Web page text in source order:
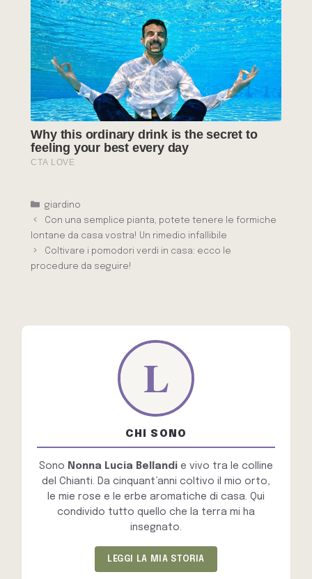
Categorie
giardino
Con una semplice pianta, potete tenere le formiche
lontane da casa vostra! Un rimedio infallibile
Coltivare i pomodori verdi in casa: ecco le
procedure da seguire!
CHI SONO
Sono Nonna Lucia Bellandi e vivo tra le colline
del Chianti. Da cinquant’anni coltivo il mio orto,
le mie rose e le erbe aromatiche di casa. Qui
condivido tutto quello che la terra mi ha
insegnato.
LEGGI LA MIA STORIA